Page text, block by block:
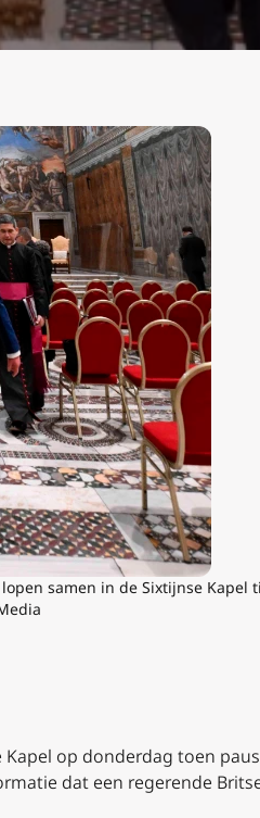
samen in de Sixtijnse
op donderdag toen
dat een regerende